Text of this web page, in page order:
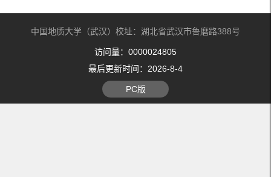
中国地质大学（武汉）校址：湖北省武汉市鲁磨路388号
访问量： 0000024805
最后更新时间： 2026-8-4
PC版